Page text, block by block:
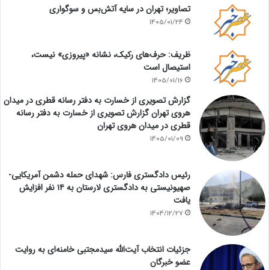
تصاویر؛ تهران در سایه آتش‌بس و سوگواری
1405/01/24
ظریف: حرف‌های رکیک، نشانه «پیروزی» نیست،
استیصال است
1405/01/16
گزارش تصویری از خسارت به دفتر رسانه قطری در میدان
هروی تهران گزارش تصویری از خسارت به دفتر رسانه
قطری در میدان هروی تهران
1405/01/09
رئیس دادگستری فارس: شهدای حمله دشمن آمریکایی-
صهیونیستی به دادگستری لارستان به ۱۴ نفر افزایش
یافت
1404/12/27
جزئیات انتخاب آیت‌الله سیدمجتبی خامنه‌ای به روایت
عضو خبرگان